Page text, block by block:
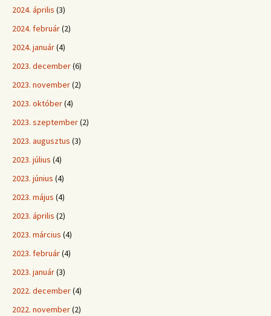
2024. április (3)
2024. február(2)
2024. január(4)
2023. december(6)
2023. november(2)
2023. október(4)
2023. szeptember(2)
2023. augusztus (3)
2023. július (4)
2023. június (4)
2023. május (4)
2023. április (2)
2023. március (4)
2023. február(4)
2023. január(3)
2022. december(4)
2022. november(2)